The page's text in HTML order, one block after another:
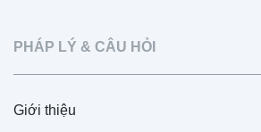
PHÁP LÝ & CÂU HỎI
Giới thiệu